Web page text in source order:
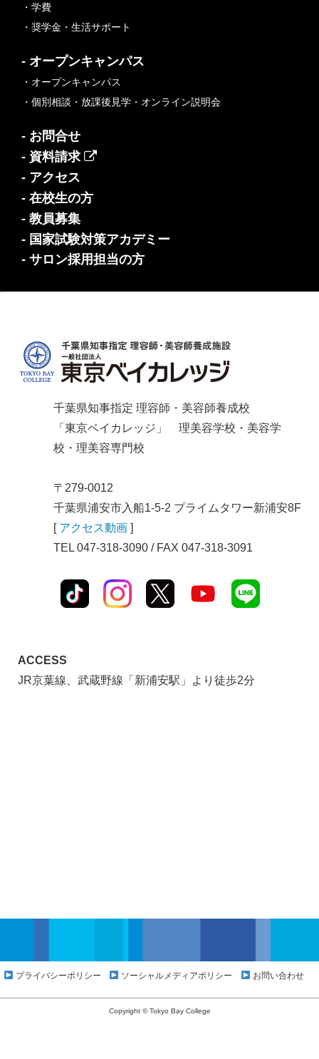
・学費
・奨学金・生活サポート
- オープンキャンパス
・オープンキャンパス
・個別相談・放課後見学・オンライン説明会
- お問合せ
- 資料請求
- アクセス
- 在校生の方
- 教員募集
- 国家試験対策アカデミー
- サロン採用担当の方
千葉県知事指定 理容師・美容師養成校
「東京ベイカレッジ」 理美容学校・美容学
校・理美容専門校
〒279-0012
千葉県浦安市入船1-5-2 プライムタワー新浦安8F
[ アクセス動画 ]
TEL 047-318-3090 / FAX 047-318-3091
ACCESS
JR京葉線、武蔵野線「新浦安駅」より徒歩2分
プライバシーポリシー ソーシャルメディアポリシー お問い合わせ
Copyright © Tokyo Bay College